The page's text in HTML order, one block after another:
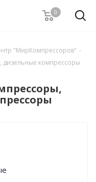
0
"МирКомпрессоров" -
компрессоры